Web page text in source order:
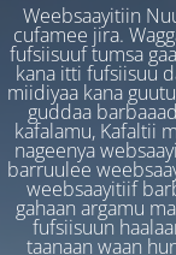
Weebsaayitiin
cufamee jira.
fufsiisuuf tumsa
kana itti fufsiisuu
miidiyaa kana
guddaa
kafalamu, Kafaltii
nageenya
barruulee
weebsaayitiif
gahaan argamu
fufsiisuun
taanaan waan